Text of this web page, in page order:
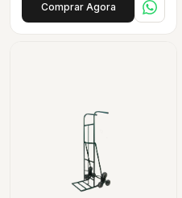
Comprar Agora